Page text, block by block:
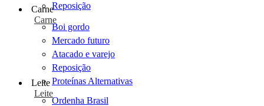
Reposição
Carne
Carne
Boi gordo
Mercado futuro
Atacado e varejo
Reposição
Proteínas Alternativas
Leite
Leite
Ordenha Brasil